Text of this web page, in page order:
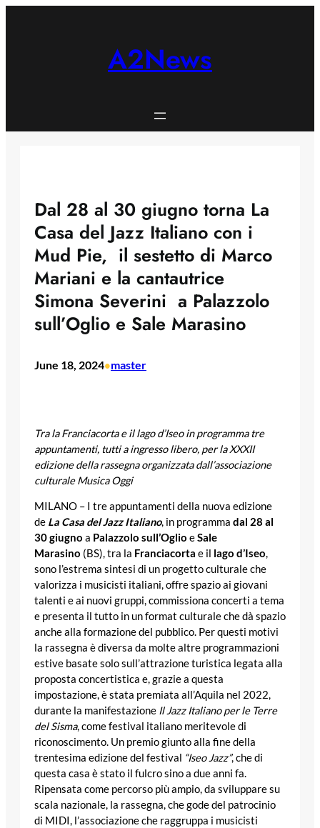
A2News
Dal 28 al 30 giugno torna La
Casa del Jazz Italiano con i
Mud Pie, il sestetto di Marco
Mariani e la cantautrice
Simona Severini a Palazzolo
sull’Oglio e Sale Marasino
June 18, 2024•master
Tra la Franciacorta e il lago d’Iseo in programma tre
appuntamenti, tutti a ingresso libero, per la XXXII
edizionedella rassegna organizzata dall’associazione
culturale Musica Oggi
MILANO – I tre appuntamenti della nuova edizione
de La Casa del Jazz Italiano, in programma dal 28 al
30 giugno a Palazzolo sull’Oglio eSale
Marasino (BS), tra la Franciacorta e il lago d’Iseo,
sono l’estrema sintesi di un progetto culturale che
valorizza i musicisti italiani, offre spazio ai giovani
talenti e ai nuovi gruppi, commissiona concerti a tema
e presenta il tutto in un format culturale che dà spazio
anche alla formazione del pubblico. Per questi motivi
la rassegna è diversa da molte altre programmazioni
estive basate solo sull’attrazione turistica legata alla
proposta concertistica e, grazie a questa
impostazione, è stata premiata all’Aquila nel 2022,
durante la manifestazione Il Jazz Italiano per le Terre
del Sisma, come festival italiano meritevole di
riconoscimento. Un premio giunto alla fine della
trentesima edizione del festival “Iseo Jazz”, che di
questa casa è stato il fulcro sino a due anni fa.
Ripensata come percorso più ampio, da sviluppare su
scala nazionale, la rassegna, che gode del patrocinio
di MIDI, l’associazione che raggruppa i musicisti